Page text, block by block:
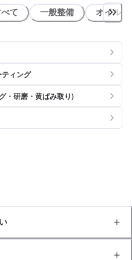
て 一般整備 オイル類
ィング
・研磨・黄ばみ取り)